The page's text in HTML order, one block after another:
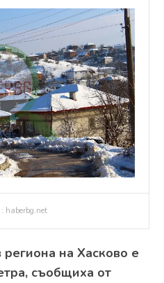
haberbg.net
на Хасково е
съобщиха от